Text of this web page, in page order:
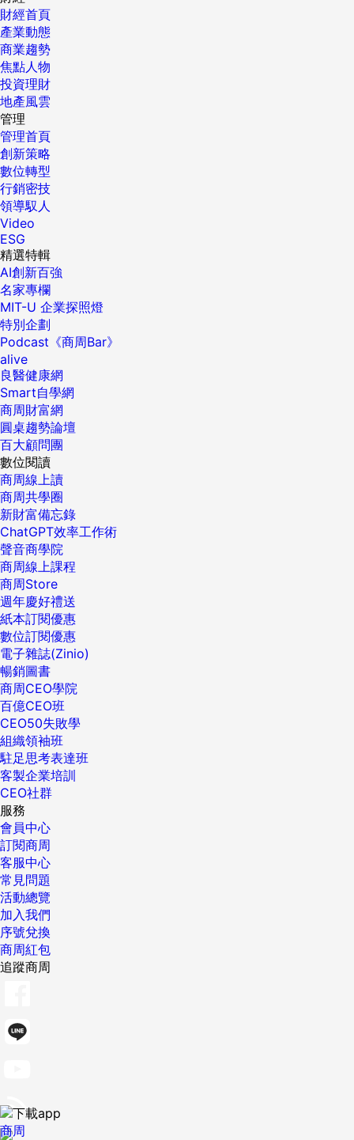
財經首頁
產業動態
商業趨勢
焦點人物
投資理財
地產風雲
管理
管理首頁
創新策略
數位轉型
行銷密技
領導馭人
Video
ESG
精選特輯
AI創新百強
名家專欄
MIT-U 企業探照燈
特別企劃
Podcast《商周Bar》
alive
良醫健康網
Smart自學網
商周財富網
圓桌趨勢論壇
百大顧問團
數位閱讀
商周線上讀
商周共學圈
新財富備忘錄
ChatGPT效率工作術
聲音商學院
商周線上課程
商周Store
週年慶好禮送
紙本訂閱優惠
數位訂閱優惠
電子雜誌(Zinio)
暢銷圖書
商周CEO學院
百億CEO班
CEO50失敗學
組織領袖班
駐足思考表達班
客製企業培訓
CEO社群
服務
會員中心
訂閱商周
客服中心
常見問題
活動總覽
加入我們
序號兌換
商周紅包
追蹤商周
商周